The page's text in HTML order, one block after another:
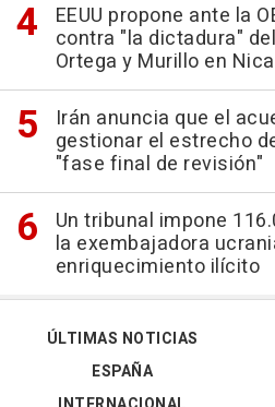
EEUU propone ante la
contra "la dictadura"
Ortega y Murillo en
Irán anuncia que el
gestionar el estrecho
"fase final de revisión"
Un tribunal impone
la exembajadora
enriquecimiento ilícito
ÚLTIMAS NOTICIAS
ESPAÑA